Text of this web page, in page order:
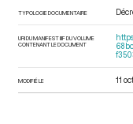
TYPOLOGIE DOCUMENTAIRE
URI DU MANIFEST IIIF DU VOLUME
CONTENANT LE DOCUMENT
MODIFIÉ LE 11